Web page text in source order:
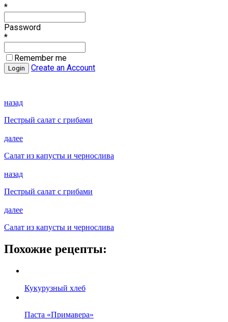
*
Password
*
Remember me
Create an Account
назад
Пестрый салат с грибами
далее
Салат из капусты и чернослива
назад
Пестрый салат с грибами
далее
Салат из капусты и чернослива
Похожие рецепты:
Кукурузный хлеб
Паста «Примавера»